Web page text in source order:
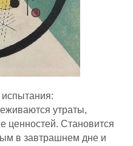
утраты,
ценностей. Становится
в завтрашнем дне и